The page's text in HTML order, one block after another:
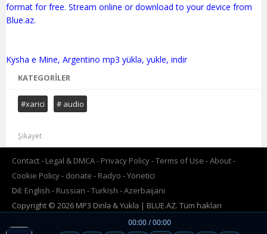
format for free. Stream online or download to your device from
Blue.az.
KATEGORILER
#xarici # audio
Şikayet
Contact Legal & DMCA Privacy Policy Terms of Use
About
Cookie Policy
donate Radyo
Yönetici
Dil: English Russian Turkish
Azerbaijani
Copyright © 2026 MP3 Dinlə & Yüklə | BLUE.AZ. Tüm hakları
www.BLUE.az00:00 / 00:00